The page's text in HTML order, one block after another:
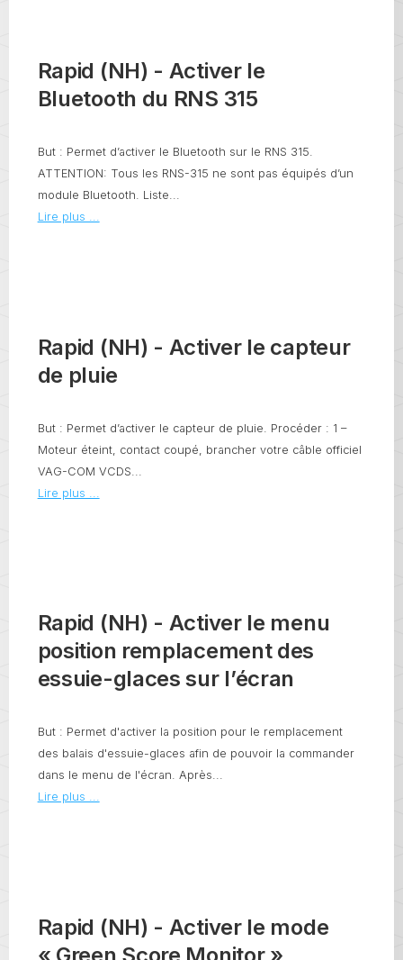
Rapid (NH) - Activer le
Bluetooth du RNS 315
But : Permet d’activer le Bluetooth sur le RNS 315.
ATTENTION: Tous les RNS-315 ne sont pas équipés d’un
module Bluetooth. Liste...
Lire plus ...
Rapid (NH) - Activer le capteur
de pluie
But : Permet d’activer le capteur de pluie. Procéder : 1 –
Moteur éteint, contact coupé, brancher votre câble officiel
VAG-COM VCDS...
Lire plus ...
Rapid (NH) - Activer le menu
position remplacement des
essuie-glaces sur l’écran
But : Permet d'activer la position pour le remplacement
des balais d'essuie-glaces afin de pouvoir la commander
dans le menu de l'écran. Après...
Lire plus ...
Rapid (NH) - Activer le mode
« Green Score Monitor »